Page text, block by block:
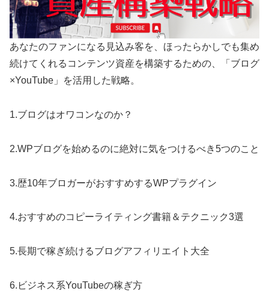
あなたのファンになる見込み客を、ほったらかしでも集め
続けてくれるコンテンツ資産を構築するための、「ブログ
×YouTube」を活用した戦略。
1.ブログはオワコンなのか？
2.WPブログを始めるのに絶対に気をつけるべき5つのこと
3.歴10年ブロガーがおすすめするWPプラグイン
4.おすすめのコピーライティング書籍＆テクニック3選
5.長期で稼ぎ続けるブログアフィリエイト大全
6.ビジネス系YouTubeの稼ぎ方